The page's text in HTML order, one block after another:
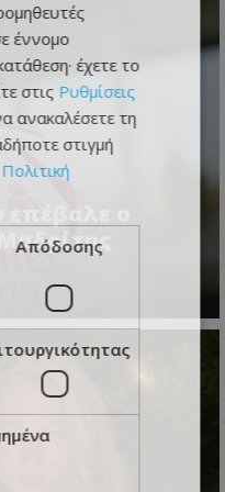
επέβαλε ο
έννομο
έχετε το
στις Ρυθμίσεις
ανακαλέσετε τη
στιγμή
Πολιτική
Απόδοσης